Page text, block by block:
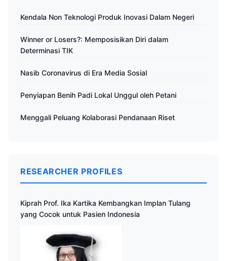
Kendala Non Teknologi Produk Inovasi Dalam Negeri
Winner or Losers?: Memposisikan Diri dalam
Determinasi TIK
Nasib Coronavirus di Era Media Sosial
Penyiapan Benih Padi Lokal Unggul oleh Petani
Menggali Peluang Kolaborasi Pendanaan Riset
RESEARCHER PROFILES
Kiprah Prof. Ika Kartika Kembangkan Implan Tulang
yang Cocok untuk Pasien Indonesia